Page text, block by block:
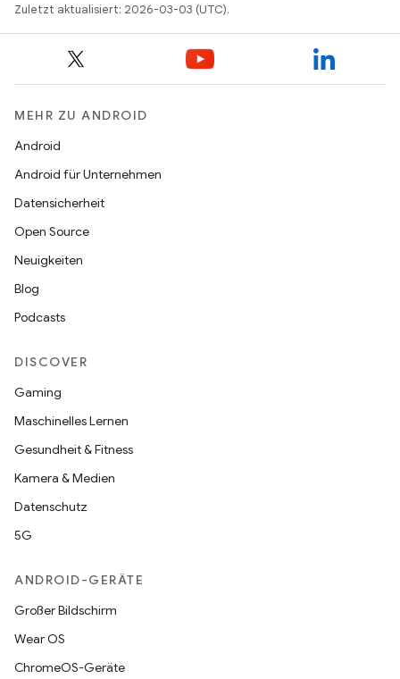
Zuletzt aktualisiert: 2026-03-03 (UTC).
MEHR ZU ANDROID
Android
Android für Unternehmen
Datensicherheit
Open Source
Neuigkeiten
Blog
Podcasts
DISCOVER
Gaming
Maschinelles Lernen
Gesundheit & Fitness
Kamera & Medien
Datenschutz
5G
ANDROID-GERÄTE
Großer Bildschirm
Wear OS
ChromeOS-Geräte